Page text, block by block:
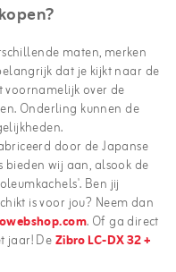
maten, merken
dat je kijkt naar de
voornamelijk over de
Onderling kunnen de
door de Japanse
wij aan, alsook de
Ben jij
is voor jou? Neem dan
. Of ga direct
jaar! DeZibro LC-DX 32 +